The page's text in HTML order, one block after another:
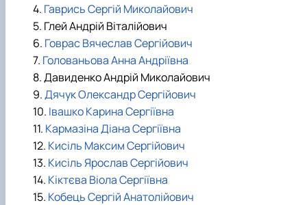
4. Гаврись Сергій Миколайович
5. Глей Андрій Віталійович
6. Говрас Вячеслав Сергійович
7. Голованьова Анна Андріївна
8. Давиденко Андрій Миколайович
9.Дячук Олександр Сергійович
10. Івашко Карина Сергіївна
11. Кармазіна Діана Сергіївна
12. Кисіль Максим Сергійович
13. Кисіль Ярослав Сергійович
14. Кіктєва Віола Сергіївна
15. Кобець Сергій Анатолійович